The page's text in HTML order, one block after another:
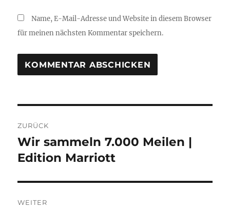
Name, E-Mail-Adresse und Website in diesem Browser
für meinen nächsten Kommentar speichern.
ZURÜCK
Vorheriger
Beitrag:
Wir sammeln 7.000 Meilen |
Edition Marriott
WEITER